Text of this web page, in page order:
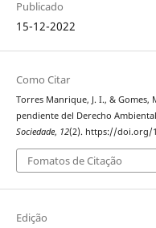
Publicado
15-12-2022
Como Citar
Torres Manrique, J. I., & Gomes,
pendiente del Derecho
Sociedade, 12(2). https://doi.org/
Fomatos de Citação
Edição